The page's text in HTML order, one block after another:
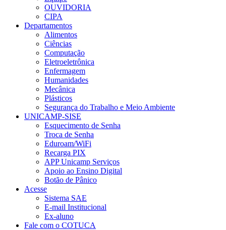
OUVIDORIA
CIPA
Departamentos
Alimentos
Ciências
Computação
Eletroeletrônica
Enfermagem
Humanidades
Mecânica
Plásticos
Segurança do Trabalho e Meio Ambiente
UNICAMP-SISE
Esquecimento de Senha
Troca de Senha
Eduroam/WiFi
Recarga PIX
APP Unicamp Serviços
Apoio ao Ensino Digital
Botão de Pânico
Acesse
Sistema SAE
E-mail Institucional
Ex-aluno
Fale com o COTUCA